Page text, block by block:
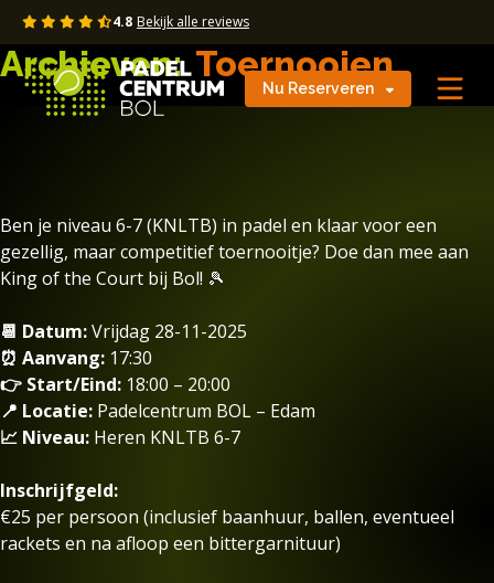
Skip
to
content
4.8 Bekijk alle reviews
Nu Reserveren
Archieven:Toernooien
Ben je niveau 6-7 (KNLTB) in padel en klaar voor een
gezellig, maar competitief toernooitje? Doe dan mee aan
King of the Court bij Bol! 🎾
📆 Datum:Vrijdag 28-11-2025
⏰ Aanvang: 17:30
👉 Start/Eind: 18:00 – 20:00
📍 Locatie: Padelcentrum BOL – Edam
📈 Niveau: Heren KNLTB 6-7
Inschrijfgeld:
€25 per persoon (inclusief baanhuur, ballen, eventueel
rackets en na afloop een bittergarnituur)